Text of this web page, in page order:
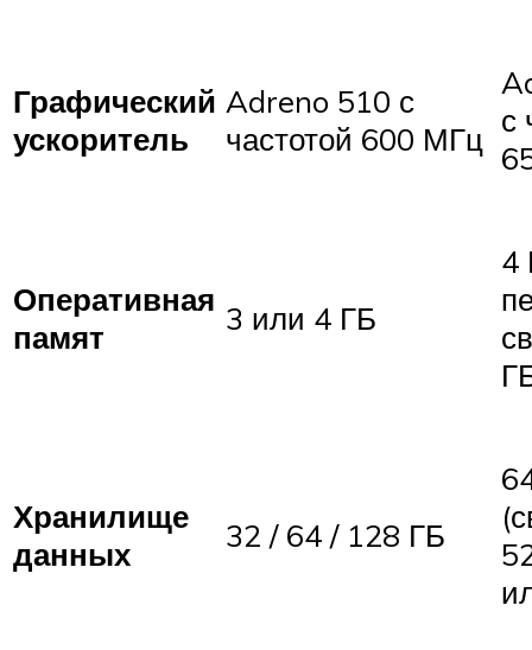
Графический
ускоритель
Adreno 510 с
частотой 600 МГц с
Оперативная
памят
3 или 4 ГБ
4
Хранилище
данных
32 / 64 / 128 ГБ